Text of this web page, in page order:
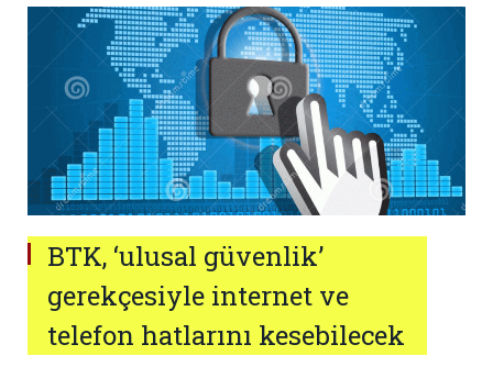
BTK, ‘ulusal güvenlik’
gerekçesiyle internet ve
telefon hatlarını kesebilecek